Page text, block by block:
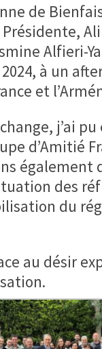
de
Alfieri-
à un
et
j’ai
d’Amitié
des
du
au désir